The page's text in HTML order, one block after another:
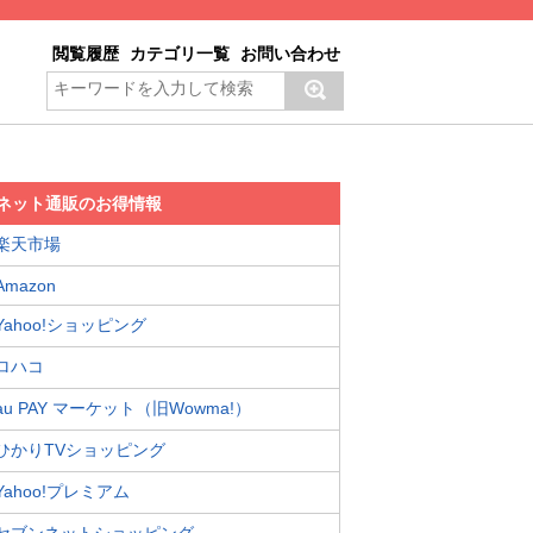
閲覧履歴 カテゴリ一覧 お問い合わせ
ット通販のお得情報
天市場
ショッピング
ハコ
PAY マーケット（旧Wowma!）
かりTVショッピング
プレミアム